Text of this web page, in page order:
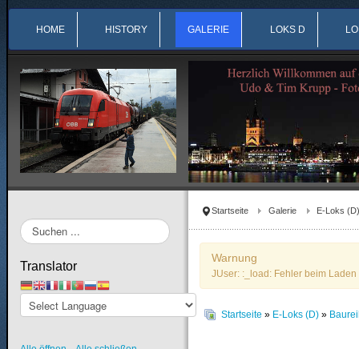
HOME HISTORY GALERIE LOKS D
Startseite Galerie E-Loks (D)
Warnung
JUser: :_load: Fehler beim
Startseite » E-Loks (D) »
Suchen
...
Translator